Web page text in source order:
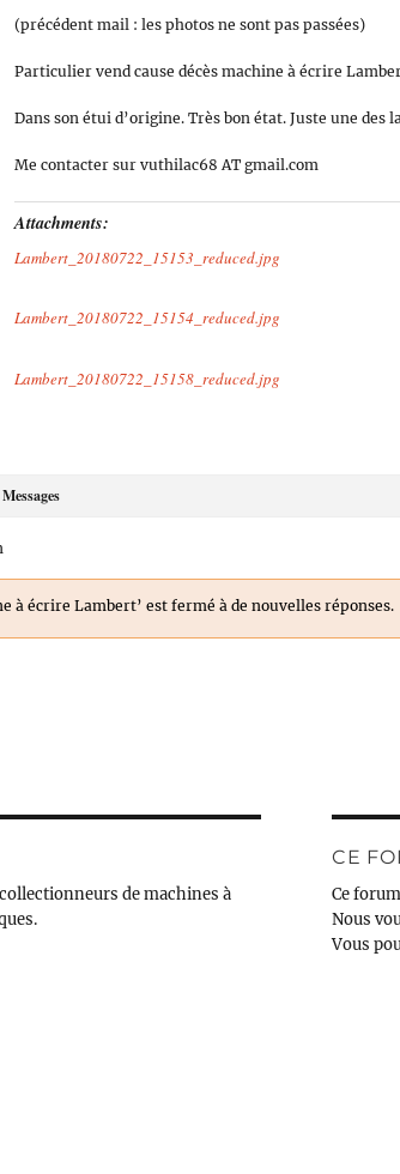
(précédent mail : les photos ne sont pas passées)
Particulier vend cause décès machine à écrire
Dans son étui d’origine. Très bon état. Juste une
Me contacter sur vuthilac68 AT gmail.com
Attachments:
Lambert_20180722_15153_reduced.jpg
Lambert_20180722_15154_reduced.jpg
Lambert_20180722_15158_reduced.jpg
Messages
à écrire Lambert’ est fermé à de nouvelles réponses.
de machines à
CE
Ce
Nous
Vous